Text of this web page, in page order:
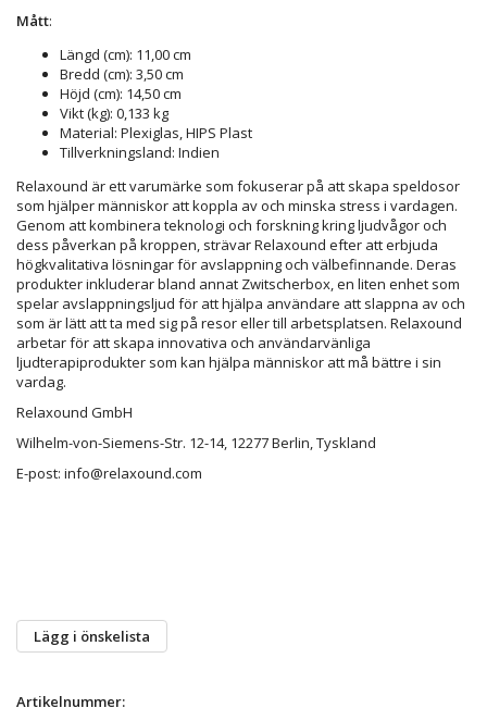
Mått:
Längd (cm): 11,00 cm
Bredd (cm): 3,50 cm
Höjd (cm): 14,50 cm
Vikt (kg): 0,133 kg
Material: Plexiglas, HIPS Plast
Tillverkningsland: Indien
Relaxound är ett varumärke som fokuserar på att skapa speldosor
som hjälper människor att koppla av och minska stress i vardagen.
Genom att kombinera teknologi och forskning kring ljudvågor och
dess påverkan på kroppen, strävar Relaxound efter att erbjuda
högkvalitativa lösningar för avslappning och välbefinnande. Deras
produkter inkluderar bland annat Zwitscherbox, en liten enhet som
spelar avslappningsljud för att hjälpa användare att slappna av och
som är lätt att ta med sig på resor eller till arbetsplatsen. Relaxound
arbetar för att skapa innovativa och användarvänliga
ljudterapiprodukter som kan hjälpa människor att må bättre i sin
vardag.
Relaxound GmbH
Wilhelm-von-Siemens-Str. 12-14, 12277 Berlin, Tyskland
E-post: info@relaxound.com
Lägg i önskelista
Artikelnummer: